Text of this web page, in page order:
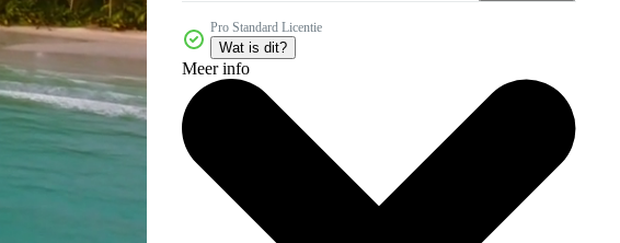
Pro Standard Licentie
Wat is dit?
Meer info